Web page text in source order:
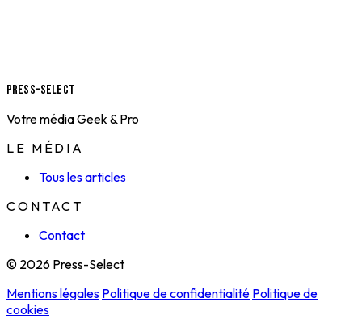
Press-Select
Votre média Geek & Pro
LE MÉDIA
Tous les articles
CONTACT
Contact
© 2026 Press-Select
Mentions légales Politique de confidentialité Politique de
cookies